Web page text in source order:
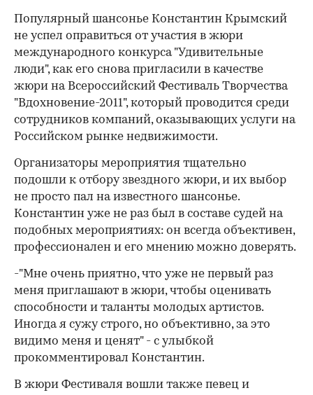
Популярный шансонье Константин Крымский
не успел оправиться от участия в жюри
международного конкурса "Удивительные
люди", как его снова пригласили в качестве
жюри на Всероссийский Фестиваль Творчества
"Вдохновение-2011", который проводится среди
сотрудников компаний, оказывающих услуги на
Российском рынке недвижимости.
Организаторы мероприятия тщательно
подошли к отбору звездного жюри, и их выбор
не просто пал на известного шансонье.
Константин уже не раз был в составе судей на
подобных мероприятиях: он всегда объективен,
профессионален и его мнению можно доверять.
-"Мне очень приятно, что уже не первый раз
меня приглашают в жюри, чтобы оценивать
способности и таланты молодых артистов.
Иногда я сужу строго, но объективно, за это
видимо меня и ценят" - с улыбкой
прокомментировал Константин.
В жюри Фестиваля вошли также певец и